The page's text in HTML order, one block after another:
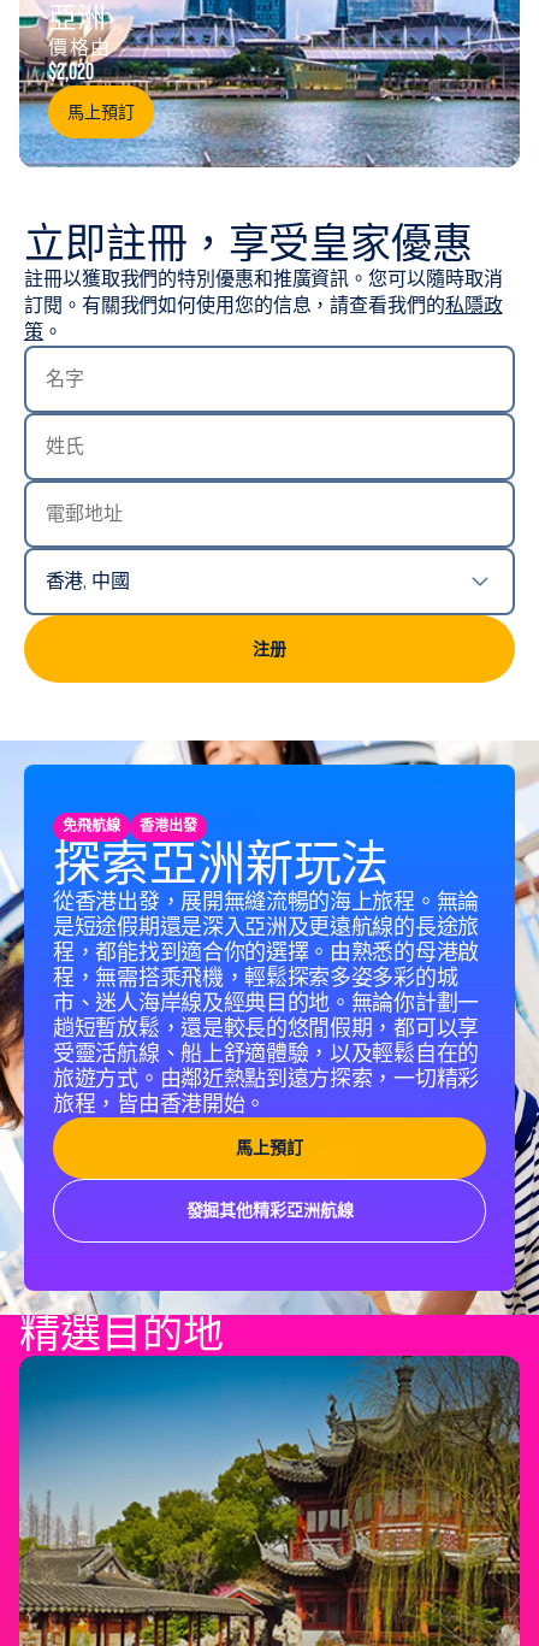
亞洲
價格由
$2,020
馬上預訂
立即註冊，享受皇家優惠
註冊以獲取我們的特別優惠和推廣資訊。您可以隨時取消
訂閱。有關我們如何使用您的信息，請查看我們的私隱政
策。
名字
姓氏
電郵地址
国家/地区
香港, 中國
注册
免飛航線 香港出發
探索亞洲新玩法
從香港出發，展開無縫流暢的海上旅程。無論
是短途假期還是深入亞洲及更遠航線的長途旅
程，都能找到適合你的選擇。由熟悉的母港啟
程，無需搭乘飛機，輕鬆探索多姿多彩的城
市、迷人海岸線及經典目的地。無論你計劃一
趟短暫放鬆，還是較長的悠閒假期，都可以享
受靈活航線、船上舒適體驗，以及輕鬆自在的
旅遊方式。由鄰近熱點到遠方探索，一切精彩
旅程，皆由香港開始。
馬上預訂
發掘其他精彩亞洲航線
精選目的地